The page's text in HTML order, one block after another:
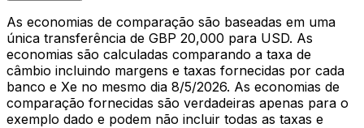
As economias de comparação são baseadas em uma
única transferência de GBP 20,000 para USD. As
economias são calculadas comparando a taxa de
câmbio incluindo margens e taxas fornecidas por cada
banco e Xe no mesmo dia 8/5/2026. As economias de
comparação fornecidas são verdadeiras apenas para o
exemplo dado e podem não incluir todas as taxas e